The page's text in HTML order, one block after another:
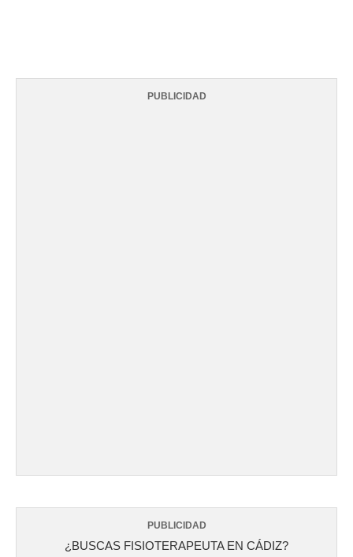
PUBLICIDAD
PUBLICIDAD
¿BUSCAS FISIOTERAPEUTA EN CÁDIZ?